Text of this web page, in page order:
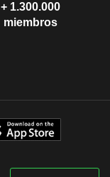
+ 1.300.000
miembros